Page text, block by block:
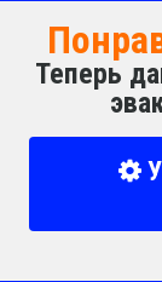
Теперь